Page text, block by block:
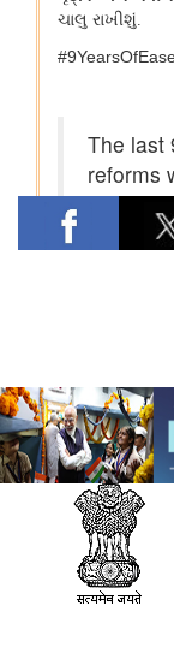
प्रेस नोट
मौजूदगी की जांच
की पुष्टि नहीं हुई
रेल मंत्रालय
विज्ञान एवं
सीएसआईआर-
एमएसएस+ सड़क
सीएसआईआर-
कौशल प्रशिक्षण
तक विज्ञान का
केन्‍द्रीय मंत्री
विकसित अपनी